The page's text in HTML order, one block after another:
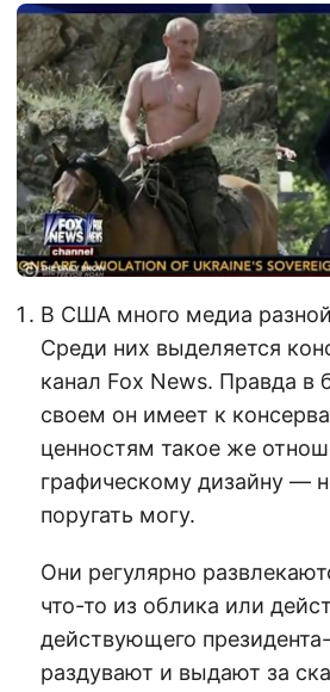
В США много медиа
Среди них выделяется
канал Fox News. Правда в
своем он имеет к
ценностям такое же
графическому дизайну —
поругать могу.
Они регулярно
что-то из облика или
действующего
раздувают и выдают за